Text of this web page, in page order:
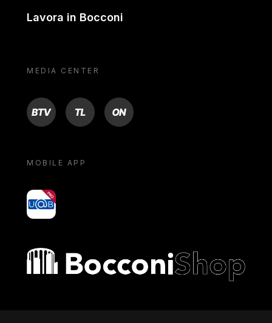
Lavora in Bocconi
MEDIA CENTER
BTV TL ON
MOBILE APP
yoU@B
Bocconi shop